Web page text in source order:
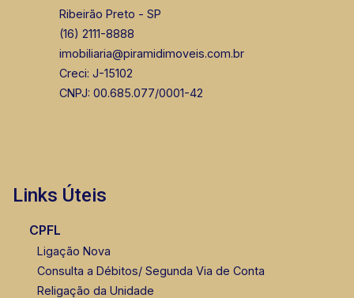
Ribeirão Preto - SP
(16) 2111-8888
imobiliaria@piramidimoveis.com.br
Creci: J-15102
CNPJ: 00.685.077/0001-42
Links Úteis
CPFL
Ligação Nova
Consulta a Débitos/ Segunda Via de Conta
Religação da Unidade